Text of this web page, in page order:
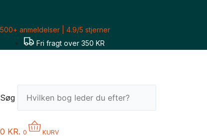
indholdet
500+ anmeldelser | 4.9/5 stjerner
Fri fragt over 350 KR
Søg
0 KR. 0 KURV